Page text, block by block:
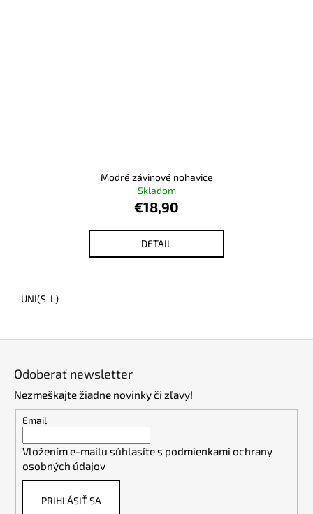
Modré závinové nohavice
Skladom
€18,90
DETAIL
UNI(S-L)
Odoberať newsletter
Nezmeškajte žiadne novinky či zľavy!
Email
Vložením e-mailu súhlasíte s podmienkami ochrany
osobných údajov
PRIHLÁSIŤ SA